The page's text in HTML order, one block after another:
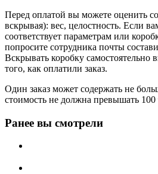
Перед оплатой вы можете оценить
вскрывая): вес, целостность. Если
соответствует параметрам или
попросите сотрудника почты
Вскрывать коробку самостоятельно
того, как оплатили заказ.
Один заказ может содержать не
стоимость не должна превышать 100
Ранее вы смотрели